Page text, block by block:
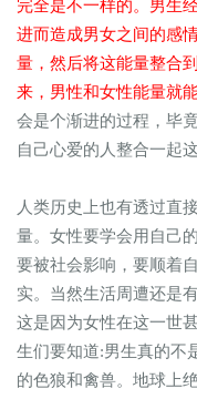
完全是不一样的。男生
进而造成男女之间的感
量，然后将这能量整合
来，男性和女性能量就
会是个渐进的过程，毕
自己心爱的人整合一起
人类历史上也有透过直
量。女性要学会用自己
要被社会影响，要顺着
实。当然生活周遭还是
这是因为女性在这一世
生们要知道:男生真的不
的色狼和禽兽。地球上